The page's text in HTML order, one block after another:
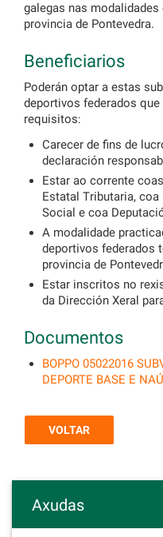
galegas nas
provincia de Pontevedra.
Beneficiarios
Poderán optar a estas
deportivos federados
requisitos:
Carecer de fins de
declaración
Estar ao corrente
Estatal Tributaria, coa
Social e coa
A modalidade
deportivos federados
provincia de
Estar inscritos no
da Dirección Xeral
Documentos
BOPPO 05022016
DEPORTE BASE E
VOLTAR
Axudas